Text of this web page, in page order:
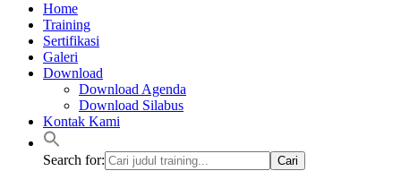
Home
Training
Sertifikasi
Galeri
Download
Download Agenda
Download Silabus
Kontak Kami
Search for: